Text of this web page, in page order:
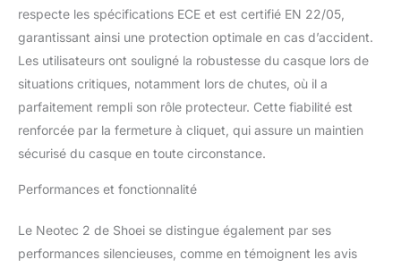
respecte les spécifications ECE et est certifié EN 22/05,
garantissant ainsi une protection optimale en cas d’accident.
Les utilisateurs ont souligné la robustesse du casque lors de
situations critiques, notamment lors de chutes, où il a
parfaitement rempli son rôle protecteur. Cette fiabilité est
renforcée par la fermeture à cliquet, qui assure un maintien
sécurisé du casque en toute circonstance.
Performances et fonctionnalité
Le Neotec 2 de Shoei se distingue également par ses
performances silencieuses, comme en témoignent les avis